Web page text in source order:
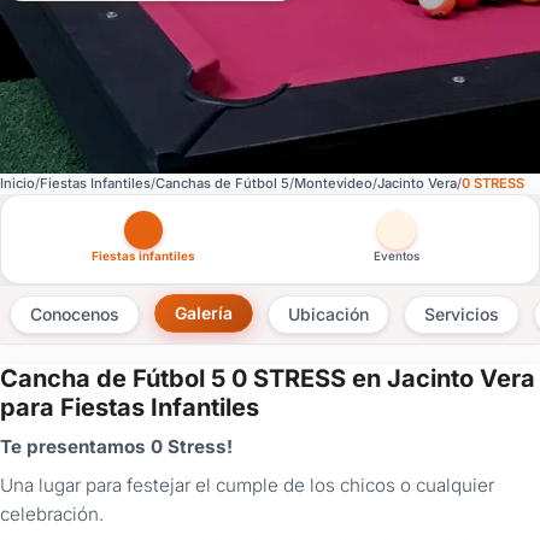
Inicio Fiestas Infantiles Canchas de Fútbol 5 Montevideo Jacinto Vera 0 STRESS
Otras versiones de esta ficha por tipo de festejo
Fiestas infantiles Eventos
Conocenos Galería Ubicación Servicios
Cancha de Fútbol 5 0 STRESS en Jacinto Vera
para Fiestas Infantiles
Te presentamos 0 Stress!
Una lugar para festejar el cumple de los chicos o cualquier
celebración.
×
Consultar
¿Ya
tenés